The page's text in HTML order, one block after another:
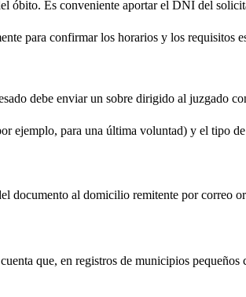
óbito. Es conveniente aportar el DNI del
para confirmar los horarios y los requisitos
debe enviar un sobre dirigido al juzgado
ejemplo, para una última voluntad) y el tipo
documento al domicilio remitente por correo
que, en registros de municipios pequeños